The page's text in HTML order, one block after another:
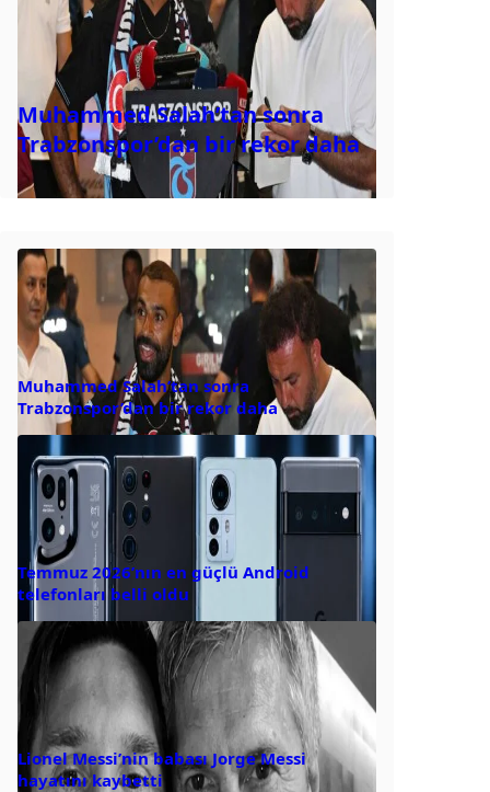
Muhammed Salah’tan sonra
Trabzonspor’dan bir rekor daha
Muhammed Salah’tan sonra
Trabzonspor’dan bir rekor daha
Temmuz 2026’nın en güçlü Android
telefonları belli oldu
Lionel Messi’nin babası Jorge Messi
hayatını kaybetti